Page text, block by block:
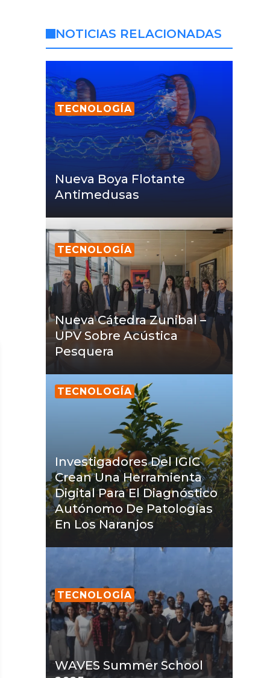
NOTICIAS RELACIONADAS
TECNOLOGÍA
Nueva Boya Flotante
Antimedusas
TECNOLOGÍA
Nueva Cátedra Zunibal –
UPV Sobre Acústica
Pesquera
TECNOLOGÍA
Investigadores Del IGIC
Crean Una Herramienta
Digital Para El Diagnóstico
Autónomo De Patologías
En Los Naranjos
TECNOLOGÍA
WAVES Summer School